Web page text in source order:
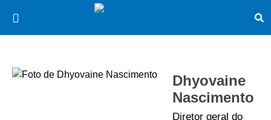
Dhyovaine
Nascimento
Diretor geral do